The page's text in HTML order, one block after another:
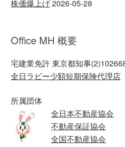
株価爆上げ2026-05-28
Office MH 概要
宅建業免許 東京都知事
全日ラビー少額短期保険代理店
所属団体
全日本不動産協会
不動産保証協会
全国不動産協会